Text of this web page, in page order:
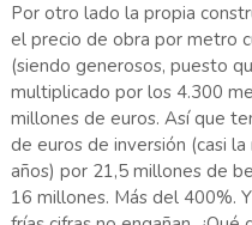
Por otro lado la propia
el precio de obra por metro
(siendo generosos, puesto
multiplicado por los 4.300
millones de euros. Así que
de euros de inversión (casi
años) por 21,5 millones de
16 millones. Más del 400%.